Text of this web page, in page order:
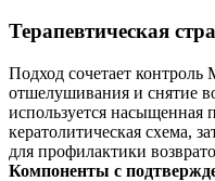
Терапевтическая
Подход сочетает контроль
отшелушивания и снятие
используется насыщенная
кератолитическая
для профилактики
Компоненты с